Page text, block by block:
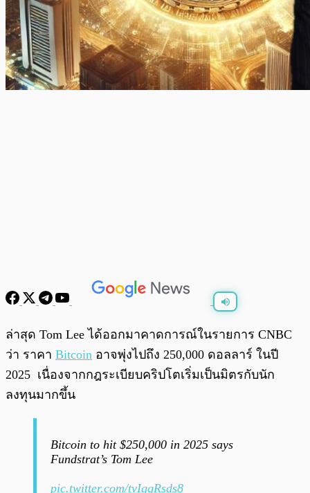
ล่าสุด Tom Lee ได้ออกมาคาดการณ์ในรายการ CNBC
ว่า ราคา Bitcoin อาจพุ่งไปถึง 250,000 ดอลลาร์ ในปี
2025 เนื่องจากกฎระเบียบคริปโตเริ่มเป็นมิตรกับนัก
ลงทุนมากขึ้น
Bitcoin to hit $250,000 in 2025 says
Fundstrat’s Tom Lee
pic.twitter.com/tvIqqRsds8